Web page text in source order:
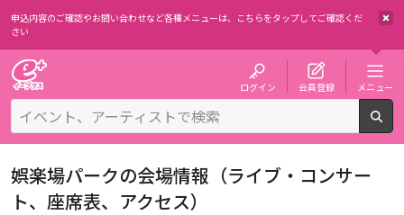
申込内容のご確認やお問い合わせなど各種メニューは、 こちらをタップしてご確認くだ
さい
ログイン 会員登録 メニュー
娯楽場パークの会場情報（ライブ・コンサー
ト、座席表、アクセス）